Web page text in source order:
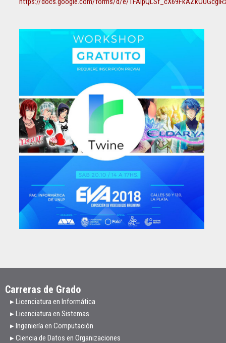
Carreras de Grado
▸ Licenciatura en Informática
▸ Licenciatura en Sistemas
▸ Ingeniería en Computación
▸ Ciencia de Datos en Organizaciones